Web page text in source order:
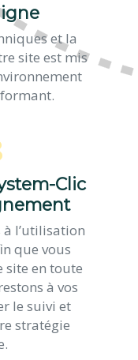
et la
site est mis
Clic
l’utilisation
que vous
site en toute
à vos
le suivi et
stratégie